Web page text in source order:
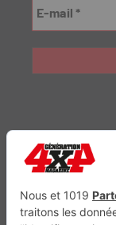
MX2K Enduro